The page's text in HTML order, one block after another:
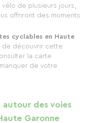
de plusieurs jours,
offriront des moments
cyclables en Haute
de découvrir cette
la carte
de votre
autour des voies
Garonne